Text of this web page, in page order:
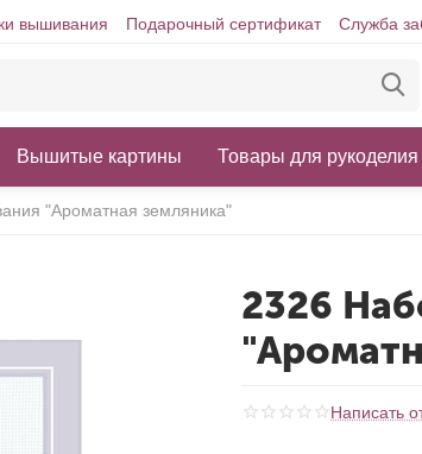
вышивания Подарочный сертификат Служба
Вышитые картины Товары для рукоделия
"Ароматная земляника"
2326
Написать